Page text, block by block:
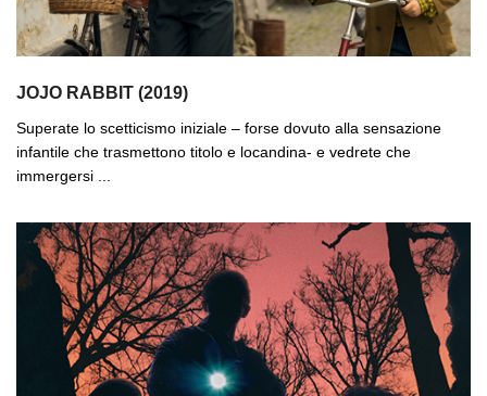
JOJO RABBIT (2019)
Superate lo scetticismo iniziale – forse dovuto alla sensazione
infantile che trasmettono titolo e locandina- e vedrete che
immergersi ...